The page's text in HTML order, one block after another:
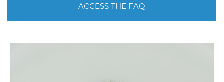
ACCESS THE FAQ